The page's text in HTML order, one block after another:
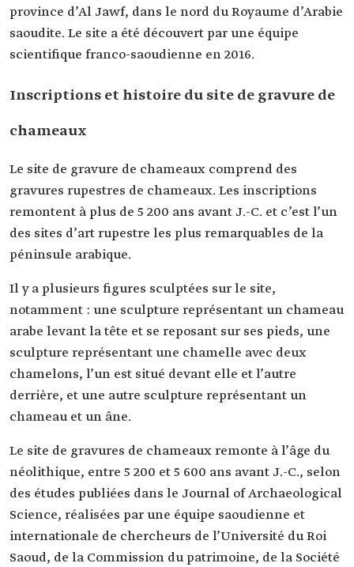
province d’Al Jawf, dans le nord du Royaume d’Arabie
saoudite. Le site a été découvert par une équipe
scientifique franco-saoudienne en 2016.
Inscriptions et histoire du site de gravure de
chameaux
Le site de gravure de chameaux comprend des
gravures rupestres de chameaux. Les inscriptions
remontent à plus de 5 200 ans avant J.-C. et c’est l’un
des sites d’art rupestre les plus remarquables de la
péninsule arabique.
Il y a plusieurs figures sculptées sur le site,
notamment : une sculpture représentant un chameau
arabe levant la tête et se reposant sur ses pieds, une
sculpture représentant une chamelle avec deux
chamelons, l’un est situé devant elle et l’autre
derrière, et une autre sculpture représentant un
chameau et un âne.
Le site de gravures de chameaux remonte à l’âge du
néolithique, entre 5 200 et 5 600 ans avant J.-C., selon
des études publiées dans le Journal of Archaeological
Science, réalisées par une équipe saoudienne et
internationale de chercheurs de l’Université du Roi
Saoud, de la Commission du patrimoine, de la Société